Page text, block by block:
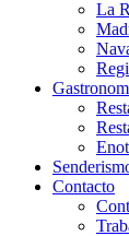
La
Contacto